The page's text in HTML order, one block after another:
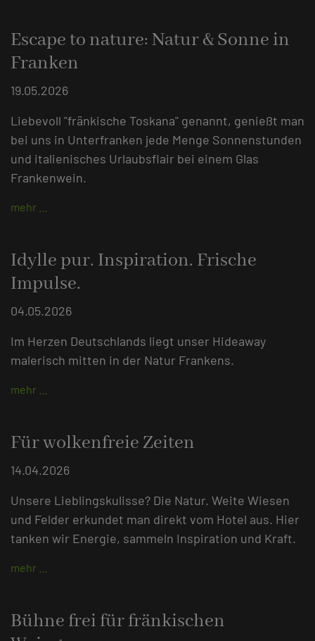
Escape to nature: Natur & Sonne in
Franken
19.05.2026
Liebevoll "fränkische Toskana" genannt, genießt man
bei uns in Unterfranken jede Menge Sonnenstunden
und italienisches Urlaubsflair bei einem Glas
Frankenwein.
mehr …
Idylle pur. Inspiration. Frische
Impulse.
04.05.2026
Im Herzen Deutschlands liegt unser Hideaway
malerisch mitten in der Natur Frankens.
mehr …
Für wolkenfreie Zeiten
14.04.2026
Unsere Lieblingskulisse? Die Natur. Weite Wiesen
und Felder erkundet man direkt vom Hotel aus. Hier
tanken wir Energie, sammeln Inspiration und Kraft.
mehr …
Bühne frei für fränkischen